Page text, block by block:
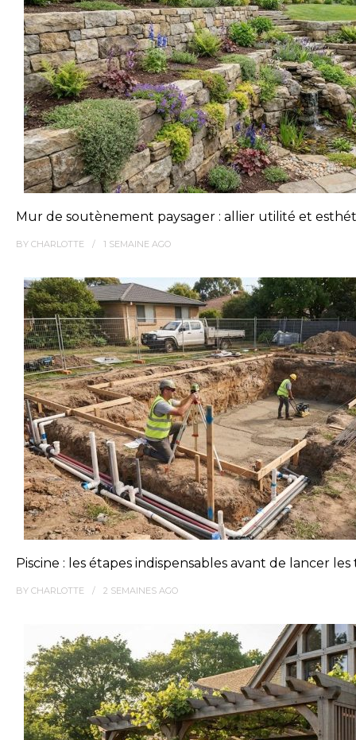
Mur de soutènement paysager : allier utilité et
BY CHARLOTTE 1 SEMAINE AGO
Piscine : les étapes indispensables avant de lancer
BY CHARLOTTE 2 SEMAINES AGO